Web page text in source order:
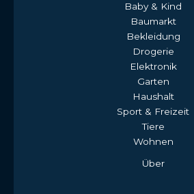
Baby & Kind
Baumarkt
Bekleidung
Drogerie
Elektronik
Garten
Haushalt
Sport & Freizeit
Tiere
Wohnen
Über